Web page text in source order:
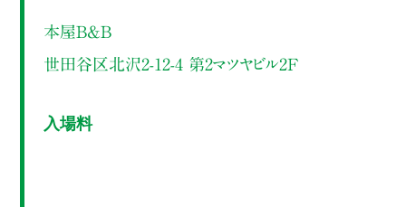
本屋B&B
世田谷区北沢2-12-4 第2マツヤビル2F
入場料